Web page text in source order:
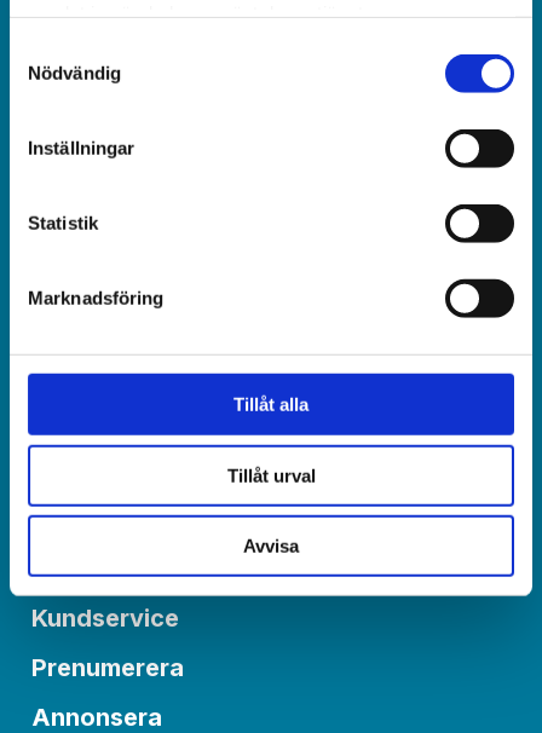
Nödvändig
Inställningar
Statistik
Marknadsföring
Tillåt alla
Tillåt urval
Avvisa
018-430 40 00
Kundservice:
(kl 10–12, 14–16)
Redaktionen:
Världen idag, Box 6015
Om Världen idag
Kundservice
Prenumerera
Annonsera